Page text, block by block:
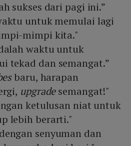
sukses dari pagi ini.”
untuk memulai lagi
mimpi kita."
waktu untuk
tekad dan semangat.”
baru, harapan
upgradesemangat!"
ketulusan niat untuk
lebih berarti."
senyuman dan